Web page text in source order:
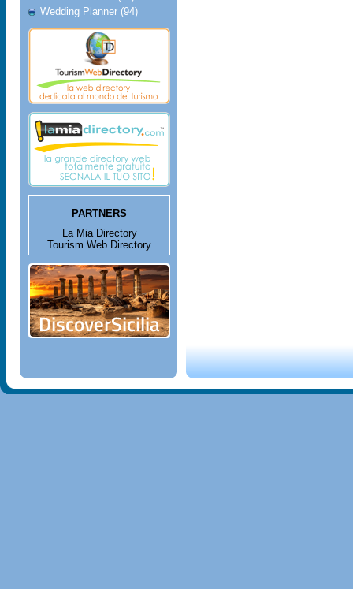
Wedding Planner (94)
PARTNERS
La Mia Directory
Tourism Web Directory